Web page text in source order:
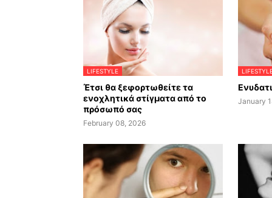
LIFESTYLE
Έτσι θα ξεφορτωθείτε τα
ενοχλητικά στίγματα από το
πρόσωπό σας
February 08, 2026
January